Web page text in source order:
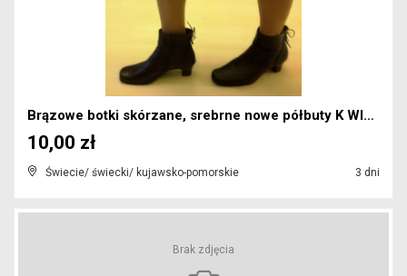
Brązowe botki skórzane, srebrne nowe półbuty K WID...
Świecie/ świecki/ kujawsko-pomorskie 3 dni
10,00 zł
Brak zdjęcia